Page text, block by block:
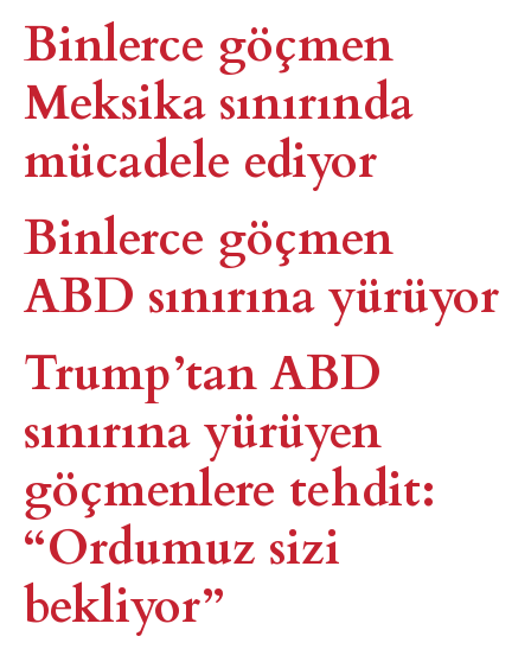
Binlerce göçmen
Meksika sınırında
mücadele ediyor
Binlerce göçmen
ABD sınırına yürüyor
Trump’tan ABD
sınırına yürüyen
göçmenlere tehdit:
“Ordumuz sizi
bekliyor”